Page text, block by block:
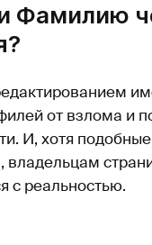
Фамилию
от взлома и
И, хотя
владельцам
с реальностью.